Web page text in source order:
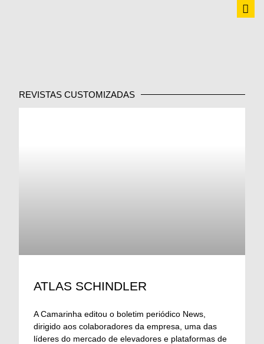
REVISTAS CUSTOMIZADAS
ATLAS SCHINDLER
A Camarinha editou o boletim periódico News,
dirigido aos colaboradores da empresa, uma das
líderes do mercado de elevadores e plataformas de